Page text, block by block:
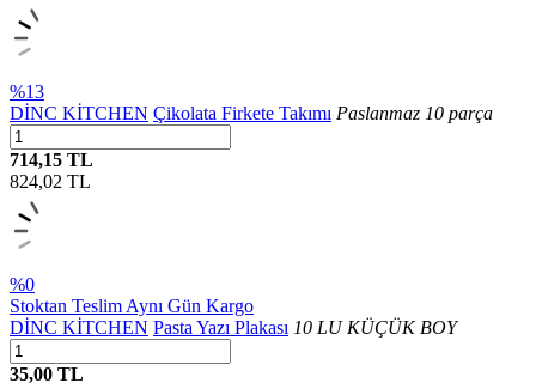
%13
DİNC KİTCHEN Çikolata Firkete Takımı Paslanmaz 10 parça
714,15 TL
824,02 TL
%0
Stoktan Teslim Aynı Gün Kargo
DİNC KİTCHEN Pasta Yazı Plakası 10 LU KÜÇÜK BOY
35,00 TL